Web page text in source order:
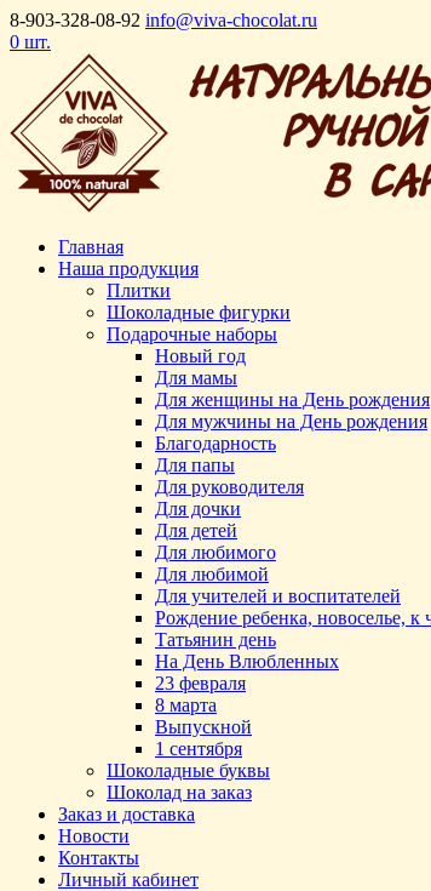
8-903-328-08-92 info@viva-chocolat.ru
0 шт.
Главная
Наша продукция
Плитки
Шоколадные фигурки
Подарочные наборы
Новый год
Для мамы
Для женщины на День рождения
Для мужчины на День рождения
Благодарность
Для папы
Для руководителя
Для дочки
Для детей
Для любимого
Для любимой
Для учителей и воспитателей
Рождение ребенка, новоселье, к
Татьянин день
На День Влюбленных
23 февраля
8 марта
Выпускной
1 сентября
Шоколадные буквы
Шоколад на заказ
Заказ и доставка
Новости
Контакты
Личный кабинет